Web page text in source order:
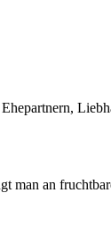
man an